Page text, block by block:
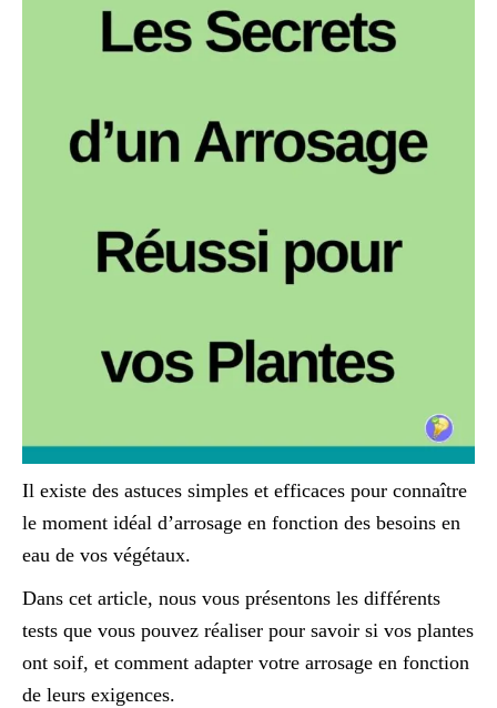
Il existe des astuces simples et efficaces pour connaître
le moment idéal d’arrosage en fonction des besoins en
eau de vos végétaux.
Dans cet article, nous vous présentons les différents
tests que vous pouvez réaliser pour savoir si vos plantes
ont soif, et comment adapter votre arrosage en fonction
de leurs exigences.